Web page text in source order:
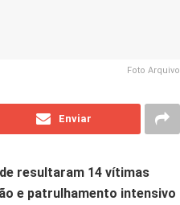
Foto Arquivo
Enviar
resultaram 14 vítimas
e patrulhamento intensivo